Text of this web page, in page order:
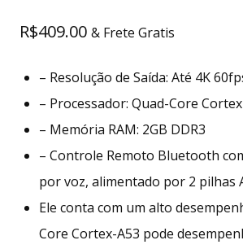
R$409.00 & Frete Gratis
– Resolução de Saída: Até 4K
– Processador: Quad-Core
– Memória RAM: 2GB DDR3
– Controle Remoto Bluetooth
por voz, alimentado por 2 pilhas
Ele conta com um alto
Core Cortex-A53 pode